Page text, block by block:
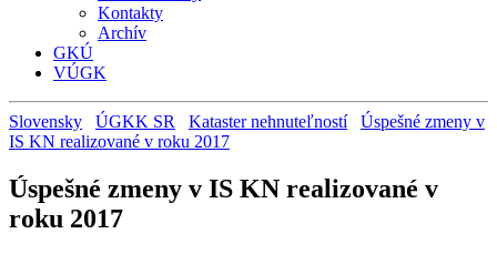
Kontakty
Archív
GKÚ
VÚGK
Slovensky ÚGKK SR Kataster nehnuteľností
Úspešné zmeny v
IS KN realizované v roku 2017
Úspešné zmeny v IS KN realizované v
roku 2017